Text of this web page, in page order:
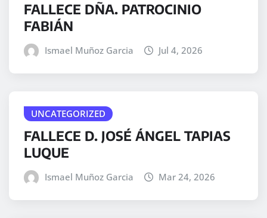
FALLECE DÑA. PATROCINIO
FABIÁN
Ismael Muñoz Garcia Jul 4, 2026
UNCATEGORIZED
FALLECE D. JOSÉ ÁNGEL TAPIAS
LUQUE
Ismael Muñoz Garcia Mar 24, 2026